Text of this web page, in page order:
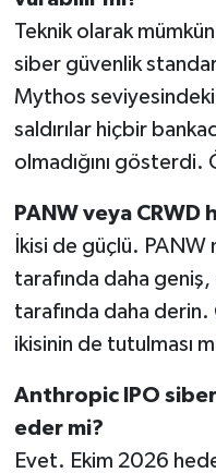
Teknik olarak
siber güvenlik
Mythos
saldırılar hiçbir
olmadığını gösterdi.
PANW veya
İkisi de güçlü.
tarafında daha
tarafında daha
ikisinin de tutulması
Anthropic IPO
eder mi?
Evet. Ekim 2026